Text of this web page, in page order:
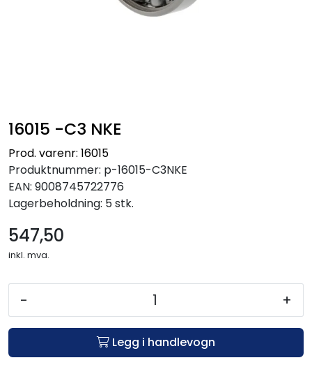
16015 -C3 NKE
Prod. varenr: 16015
Produktnummer: p-16015-C3NKE
EAN: 9008745722776
Lagerbeholdning: 5 stk.
547,50
inkl. mva.
- +
Legg i handlevogn